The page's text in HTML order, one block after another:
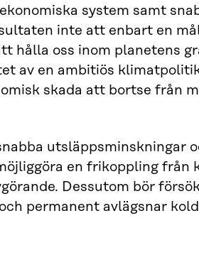
system samt
inte att enbart en
hålla oss inom planetens
av en ambitiös
skada att bortse från
utsläppsminskningar
en frikoppling från
Dessutom bör
permanent avlägsnar